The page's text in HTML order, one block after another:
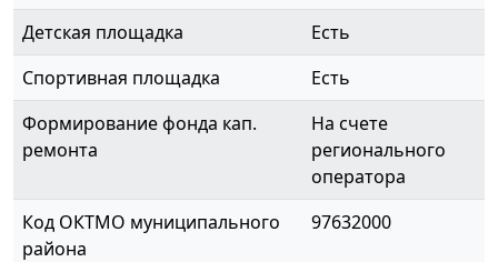
Детская площадка
Есть
Спортивная площадка
Есть
Формирование фонда кап.
ремонта
На счете
регионального
оператора
Код ОКТМО муниципального
района
97632000